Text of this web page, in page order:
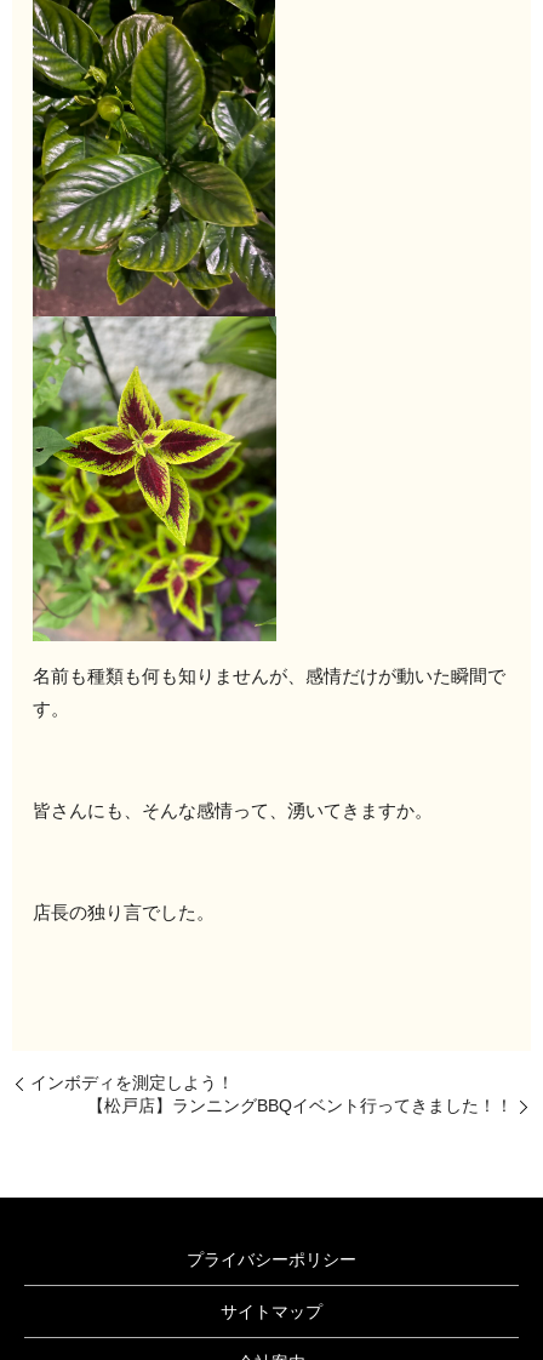
名前も種類も何も知りませんが、感情だけが動いた瞬間で
す。
皆さんにも、そんな感情って、湧いてきますか。
店長の独り言でした。
インボディを測定しよう！
【松戸店】ランニングBBQイベント行ってきました！！
プライバシーポリシー
サイトマップ